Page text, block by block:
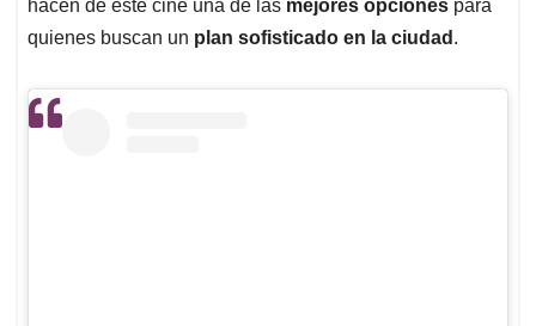
hacen de este cine una de las mejores opciones para
quienes buscan un plan sofisticado en la ciudad .